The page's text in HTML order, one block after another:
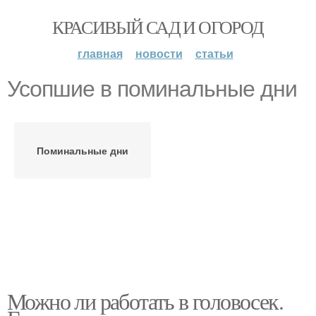
КРАСИВЫЙ САД И ОГОРОД
главная новости статьи
Усопшие в поминальные дни
Поминальные дни
Можно ли работать в головосек.